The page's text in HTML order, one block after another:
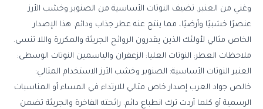
وغني من العنبر. تضيف النوتات الأساسية من الصنوبر وخشب الأرز
عنصرًا خشبيًا وأرضيًا، مما ينتج عنه عطر جذاب ودائم. هذا الإصدار
الخاص مثالي لأولئك الذين يقدرون الروائح الجريئة والمكررة واللا تنسى.
ملاحظات العطر: النوتات العليا: الزعفران والياسمين النوتات الوسطى:
العنبر النوتات الأساسية: الصنوبر وخشب الأرز الاستخدام المثالي:
خالص جواد العرب إصدار خاص مثالي للارتداء في المساء أو المناسبات
الرسمية أو كلما أردت ترك انطباع دائم. رائحته الفاخرة والجريئة تضمن